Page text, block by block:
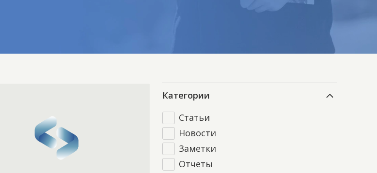
Категории
Статьи
Новости
Заметки
Отчеты